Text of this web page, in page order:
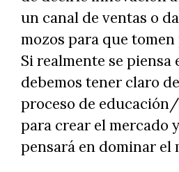
un canal de ventas o
mozos para que
Si realmente se piensa
debemos tener claro
proceso de
para crear el mercado
pensará en dominar el